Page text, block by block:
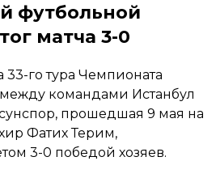
футбольной
матча 3-0
33-го тура Чемпионата
командами Истанбул
прошедшая 9 мая на
Фатих Терим,
3-0 победой хозяев.